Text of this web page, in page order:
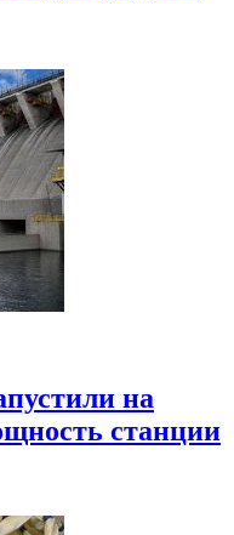
на
станции